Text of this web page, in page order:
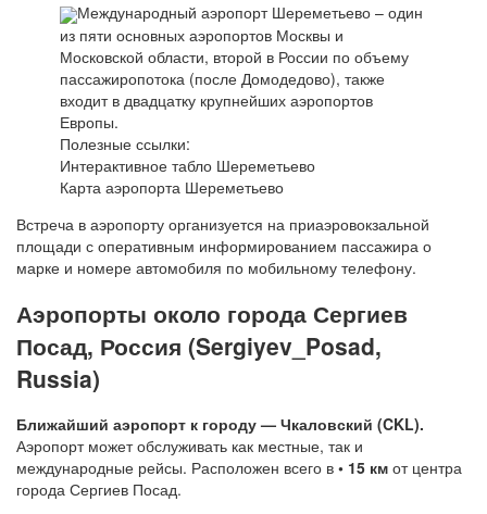
Международный аэропорт Шереметьево – один
из пяти основных аэропортов Москвы и
Московской области, второй в России по объему
пассажиропотока (после Домодедово), также
входит в двадцатку крупнейших аэропортов
Европы.
Полезные ссылки:
Интерактивное табло Шереметьево
Карта аэропорта Шереметьево
Встреча в аэропорту организуется на приаэровокзальной
площади с оперативным информированием пассажира о
марке и номере автомобиля по мобильному телефону.
Аэропорты около города Сергиев
Посад, Россия (Sergiyev_Posad,
Russia)
Ближайший аэропорт к городу — Чкаловский (CKL).
Аэропорт может обслуживать как местные, так и
международные рейсы. Расположен всего в • 15 км от центра
города Сергиев Посад.